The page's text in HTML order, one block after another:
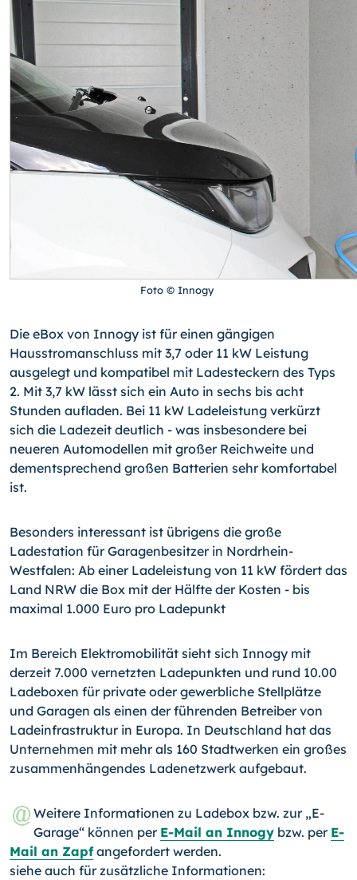
Foto © Innogy
Die eBox von Innogy ist für einen gängigen
Hausstromanschluss mit 3,7 oder 11 kW Leistung
ausgelegt und kompatibel mit Ladesteckern des Typs
2. Mit 3,7 kW lässt sich ein Auto in sechs bis acht
Stunden aufladen. Bei 11 kW Ladeleistung verkürzt
sich die Ladezeit deutlich - was insbesondere bei
neueren Automodellen mit großer Reichweite und
dementsprechend großen Batterien sehr komfortabel
ist.
Besonders interessant ist übrigens die große
Ladestation für Garagenbesitzer in Nordrhein-
Westfalen: Ab einer Ladeleistung von 11 kW fördert das
Land NRW die Box mit der Hälfte der Kosten - bis
maximal 1.000 Euro pro Ladepunkt
Im Bereich Elektromobilität sieht sich Innogy mit
derzeit 7.000 vernetzten Ladepunkten und rund 10.00
Ladeboxen für private oder gewerbliche Stellplätze
und Garagen als einen der führenden Betreiber von
Ladeinfrastruktur in Europa. In Deutschland hat das
Unternehmen mit mehr als 160 Stadtwerken ein großes
zusammenhängendes Ladenetzwerk aufgebaut.
Weitere Informationen zu Ladebox bzw. zur „E-
Garage“ können per E-Mail an Innogy bzw. per E-
Mail an Zapfangefordert werden.
siehe auch für zusätzliche Informationen: